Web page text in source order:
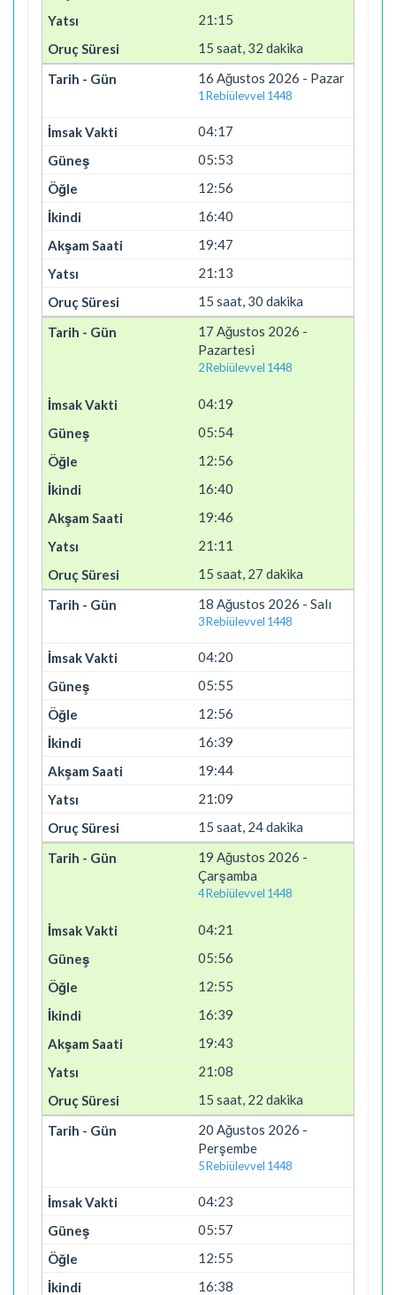
21:15
15 saat, 32 dakika
16 Ağustos 2026 - Pazar
1 Rebiülevvel 1448
04:17
05:53
12:56
16:40
19:47
21:13
15 saat, 30 dakika
17 Ağustos 2026 -
Pazartesi
2 Rebiülevvel 1448
04:19
05:54
12:56
16:40
19:46
21:11
15 saat, 27 dakika
18 Ağustos 2026 - Salı
3 Rebiülevvel 1448
04:20
05:55
12:56
16:39
19:44
21:09
15 saat, 24 dakika
19 Ağustos 2026 -
Çarşamba
4 Rebiülevvel 1448
04:21
05:56
12:55
16:39
19:43
21:08
15 saat, 22 dakika
20 Ağustos 2026 -
Perşembe
5 Rebiülevvel 1448
04:23
05:57
12:55
16:38